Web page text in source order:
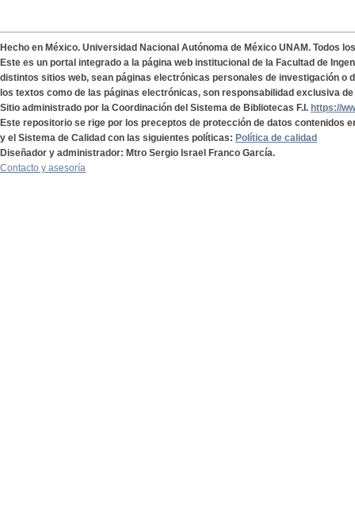
Hecho en México. Universidad Nacional Autónoma de México UNAM. Todos
Este es un portal integrado a la página web institucional de la Facultad de
distintos sitios web, sean páginas electrónicas personales de investigación o
los textos como de las páginas electrónicas, son responsabilidad exclusiva
Sitio administrado por la Coordinación del Sistema de Bibliotecas F.I. https://
Este repositorio se rige por los preceptos de protección de datos contenidos
y el Sistema de Calidad con las siguientes políticas: Política de calidad
Diseñador y administrador: Mtro Sergio Israel Franco García.
Contacto y asesoría